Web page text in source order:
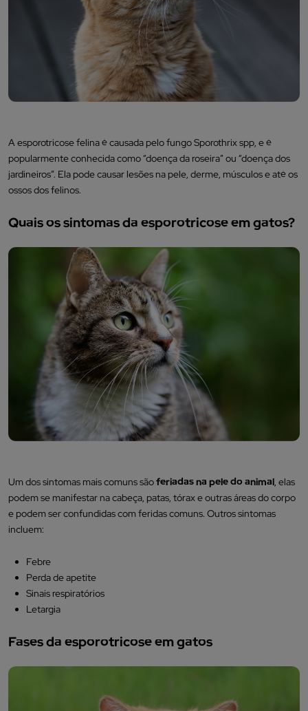
A esporotricose felina é causada pelo fungo Sporothrix spp, e é
popularmente conhecida como “doença da roseira” ou “doença dos
jardineiros”. Ela pode causar lesões na pele, derme, músculos e até os
ossos dos felinos.
Quais os sintomas da esporotricose em gatos?
Um dos sintomas mais comuns sãoferiadas na pele do animal, elas
podem se manifestar na cabeça, patas, tórax e outras áreas do corpo
e podem ser confundidas com feridas comuns. Outros sintomas
incluem:
Febre
Perda de apetite
Sinais respiratórios
Letargia
Fases da esporotricose em gatos